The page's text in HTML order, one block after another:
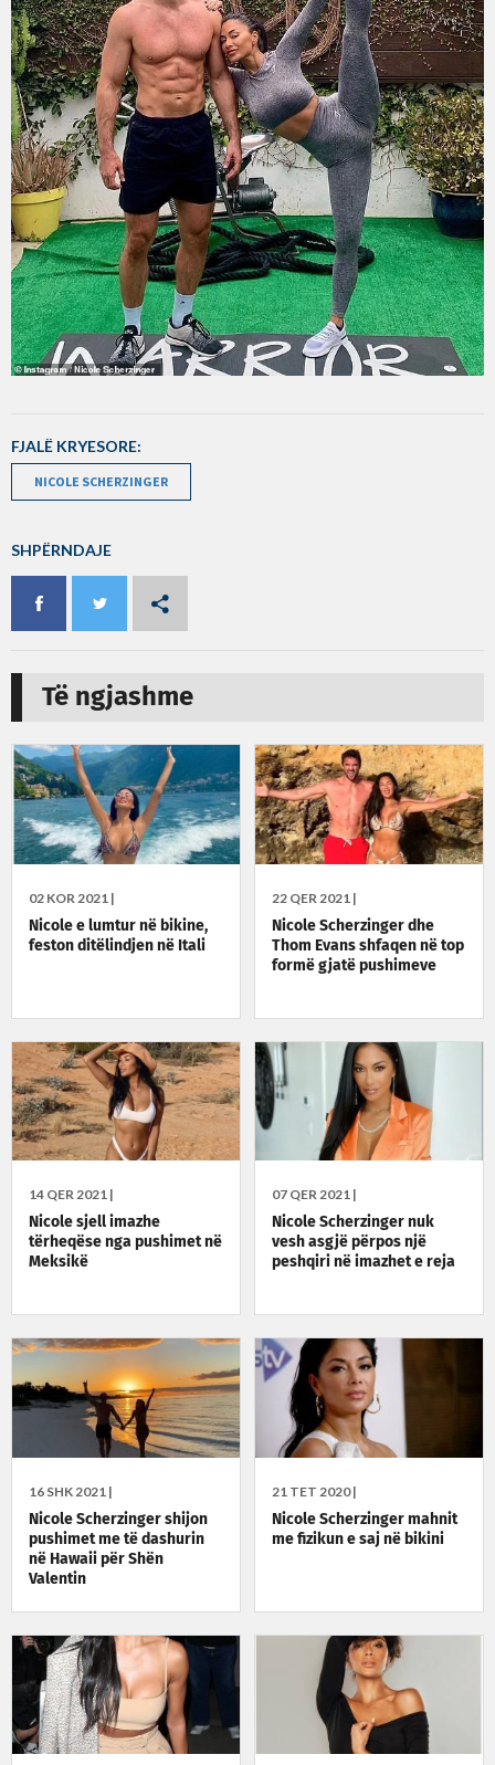
FJALË KRYESORE:
NICOLE SCHERZINGER
SHPËRNDAJE
Të ngjashme
02 KOR 2021 |
Nicole e lumtur në bikine,
feston ditëlindjen në Itali
22 QER 2021 |
Nicole Scherzinger dhe
Thom Evans shfaqen në top
formë gjatë pushimeve
14 QER 2021 |
Nicole sjell imazhe
tërheqëse nga pushimet në
Meksikë
07 QER 2021 |
Nicole Scherzinger nuk
vesh asgjë përpos një
peshqiri në imazhet e reja
16 SHK 2021 |
Nicole Scherzinger shijon
pushimet me të dashurin
në Hawaii për Shën
Valentin
21 TET 2020 |
Nicole Scherzinger mahnit
me fizikun e saj në bikini